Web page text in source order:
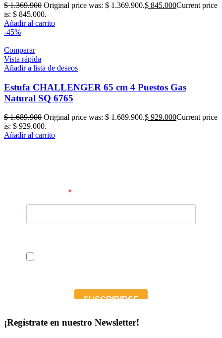
$1.369.900 Original price was: $ 1.369.900.$ 845.000Current price
is: $ 845.000.
Añadir al carrito
-45%
Comparar
Vista rápida
Añadir a lista de deseos
Estufa CHALLENGER 65 cm 4 Puestos Gas
Natural SQ 6765
$1.689.900 Original price was: $ 1.689.900.$ 929.000Current price
is: $ 929.000.
Añadir al carrito
¡Regístrate en nuestro Newsletter!